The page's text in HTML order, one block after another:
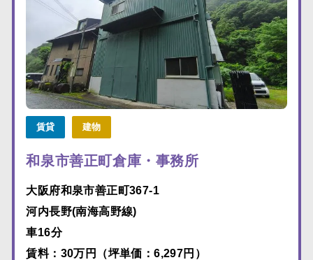
賃貸 建物
和泉市善正町倉庫・事務所
大阪府和泉市善正町367-1
河内長野(南海高野線)
車16分
賃料：30万円（坪単価：6,297円）